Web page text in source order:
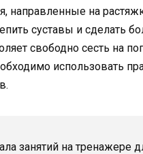
направленные на
суставы и сделать
свободно сесть на
использовать
занятий на тренажере